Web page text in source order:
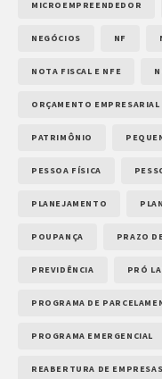
MICROEMPREENDEDOR
NEGÓCIOS NF
NOTA FISCAL E NFE
ORÇAMENTO EMPRESARIAL
PATRIMÔNIO
PESSOA FÍSICA
PLANEJAMENTO
POUPANÇA PRAZO
PREVIDÊNCIA PRÓ
PROGRAMA DE
PROGRAMA EMERGENCIAL
REABERTURA DE EMPRESAS